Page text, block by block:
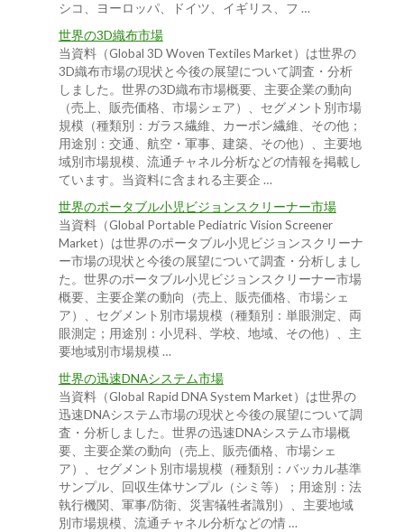
シコ、ヨーロッパ、ドイツ、イギリス、フ …
世界の3D織布市場
当資料（Global 3D Woven Textiles Market）は世界の
3D織布市場の現状と今後の展望について調査・分析
しました。世界の3D織布市場概要、主要企業の動向
（売上、販売価格、市場シェア）、セグメント別市場
規模（種類別：ガラス繊維、カーボン繊維、その他；
用途別：交通、航空・軍事、建築、その他）、主要地
域別市場規模、流通チャネル分析などの情報を掲載し
ています。当資料に含まれる主要企 …
世界のポータブル小児ビジョンスクリーナー市場
当資料（Global Portable Pediatric Vision Screener
Market）は世界のポータブル小児ビジョンスクリーナ
ー市場の現状と今後の展望について調査・分析しまし
た。世界のポータブル小児ビジョンスクリーナー市場
概要、主要企業の動向（売上、販売価格、市場シェ
ア）、セグメント別市場規模（種類別：単眼測定、両
眼測定；用途別：小児科、学校、地域、その他）、主
要地域別市場規模 …
世界の迅速DNAシステム市場
当資料（Global Rapid DNA System Market）は世界の
迅速DNAシステム市場の現状と今後の展望について調
査・分析しました。世界の迅速DNAシステム市場概
要、主要企業の動向（売上、販売価格、市場シェ
ア）、セグメント別市場規模（種類別：バッカル基準
サンプル、回収生体サンプル（シミ等）；用途別：法
執行機関、軍事/防衛、災害犠牲者識別）、主要地域
別市場規模、流通チャネル分析などの情 …